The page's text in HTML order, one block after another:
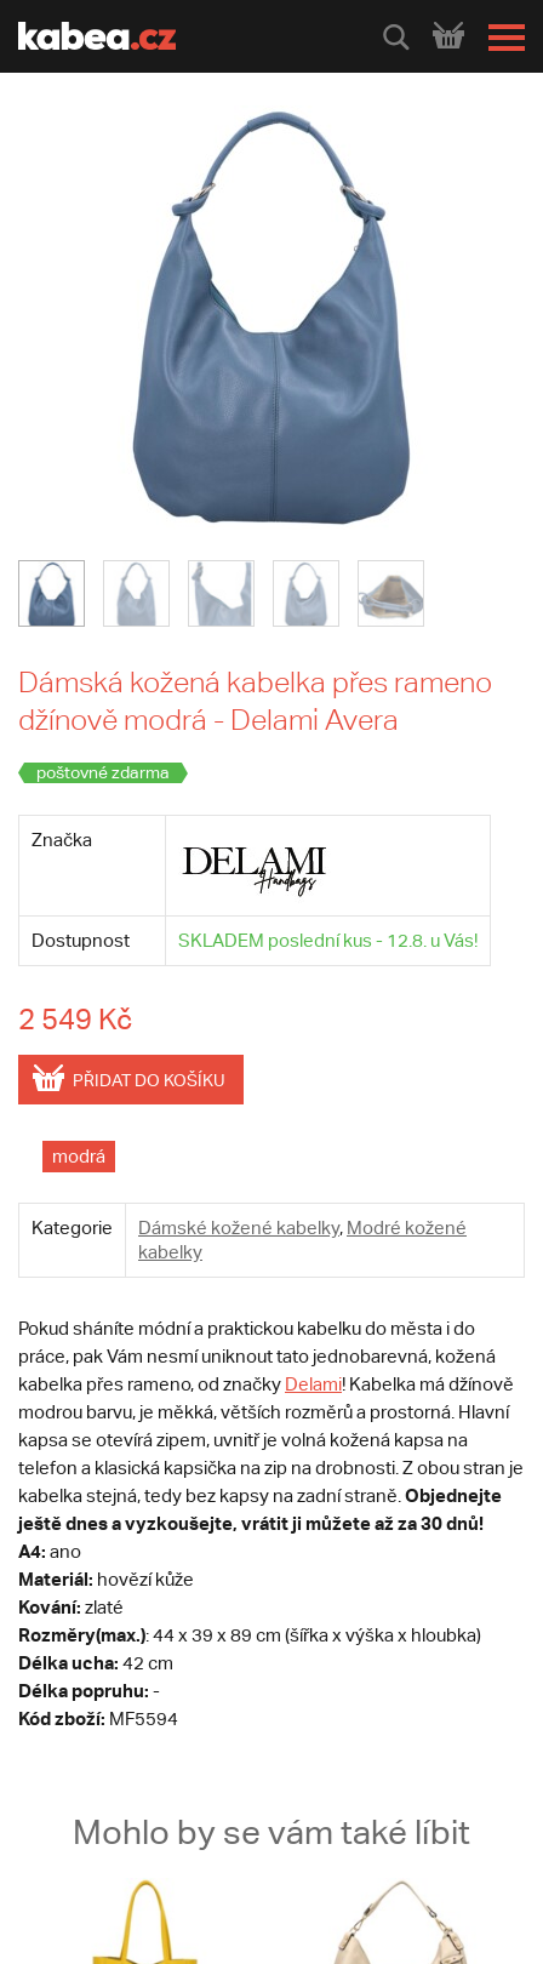
HLEDEJ
Dámská kožená kabelka přes rameno
džínově modrá - Delami Avera
poštovné zdarma
Značka
Dostupnost SKLADEM poslední kus - 12.8. u Vás!
2 549 Kč
PŘIDAT DO KOŠÍKU
modrá
Kategorie Dámské kožené kabelky, Modré kožené
kabelky
Pokud sháníte módní a praktickou kabelku do města i do
práce, pak Vám nesmí uniknout tato jednobarevná, kožená
kabelka přes rameno, od značky Delami! Kabelka má džínově
modrou barvu, je měkká, větších rozměrů a prostorná. Hlavní
kapsa se otevírá zipem, uvnitř je volná kožená kapsa na
telefon a klasická kapsička na zip na drobnosti. Z obou stran je
kabelka stejná, tedy bez kapsy na zadní straně. Objednejte
ještě dnes a vyzkoušejte, vrátit ji můžete až za 30 dnů!
A4: ano
Materiál: hovězí kůže
Kování: zlaté
Rozměry(max.): 44 x 39 x 89 cm (šířka x výška x hloubka)
Délka ucha: 42 cm
Délka popruhu: -
Kód zboží: MF5594
Mohlo by se vám také líbit